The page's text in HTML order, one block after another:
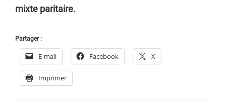
mixte paritaire.
Partager :
E-mail Facebook X
Imprimer